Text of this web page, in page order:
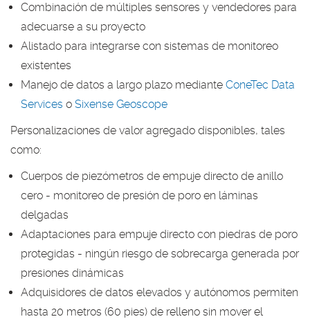
Combinación de múltiples sensores y vendedores para
adecuarse a su proyecto
Alistado para integrarse con sistemas de monitoreo
existentes
Manejo de datos a largo plazo mediante ConeTec Data
Services o Sixense Geoscope
Personalizaciones de valor agregado disponibles, tales
como:
Cuerpos de piezómetros de empuje directo de anillo
cero - monitoreo de presión de poro en láminas
delgadas
Adaptaciones para empuje directo con piedras de poro
protegidas - ningún riesgo de sobrecarga generada por
presiones dinámicas
Adquisidores de datos elevados y autónomos permiten
hasta 20 metros (60 pies) de relleno sin mover el